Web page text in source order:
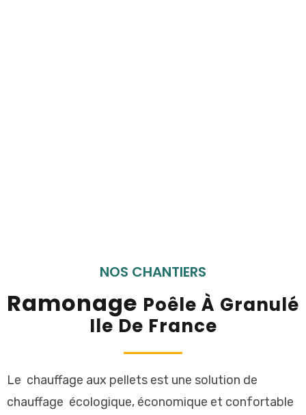
NOS CHANTIERS
Ramonage Poêle À Granulé
Ile De France
Le chauffage aux pellets est une solution de
chauffage écologique, économique et confortable